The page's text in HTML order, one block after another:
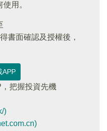
用。
得書面確認及授權後，
APP
把握投資先機
)